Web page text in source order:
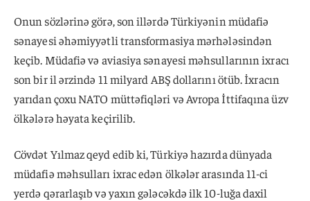
Onun sözlərinə görə, son illərdə Türkiyənin müdafiə
sənayesi əhəmiyyətli transformasiya mərhələsindən
keçib. Müdafiə və aviasiya sənayesi məhsullarının ixracı
son bir il ərzində 11 milyard ABŞ dollarını ötüb. İxracın
yarıdan çoxu NATO müttəfiqləri və Avropa İttifaqına üzv
ölkələrə həyata keçirilib.
Cövdət Yılmaz qeyd edib ki, Türkiyə hazırda dünyada
müdafiə məhsulları ixrac edən ölkələr arasında 11-ci
yerdə qərarlaşıb və yaxın gələcəkdə ilk 10-luğa daxil